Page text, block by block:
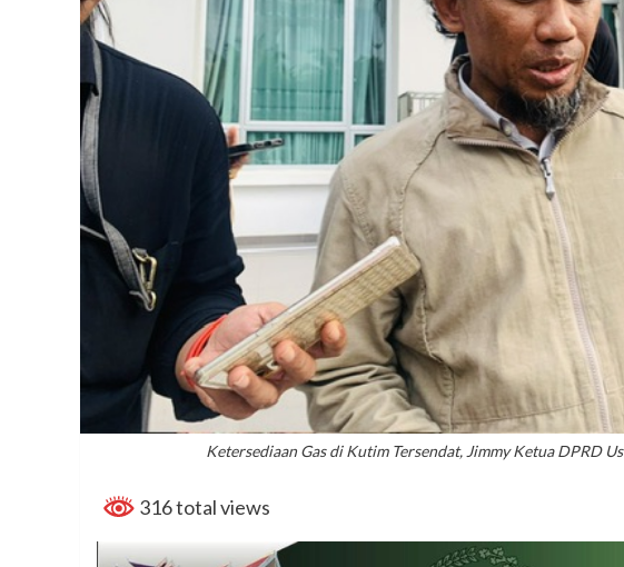
Ketersediaan Gas di Kutim Tersendat, Jimmy Ketua DPRD
316 total views